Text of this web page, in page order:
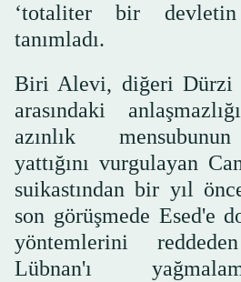
‘totaliter bir
tanımladı.
Biri Alevi, diğeri
arasındaki
azınlık mensubunun
yattığını vurgulayan
suikastından bir yıl
son görüşmede Esed'e
yöntemlerini
Lübnan'ı